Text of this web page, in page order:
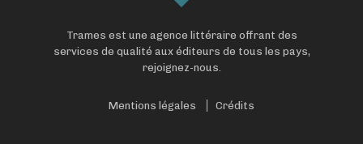
Trames est une agence littéraire offrant des
services de qualité aux éditeurs de tous les pays,
rejoignez-nous.
Mentions légales Crédits